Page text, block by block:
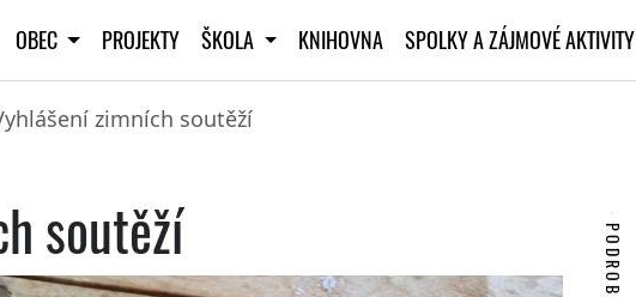
OBEC PROJEKTY ŠKOLA KNIHOVNA SPOLKY A ZÁJMOVÉ AKTIVITY
zimních soutěží
soutěží